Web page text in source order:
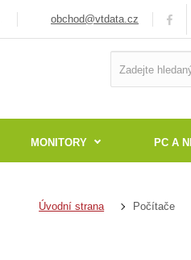
obchod@vtdata.cz
MONITORY PC A
Úvodní strana Počítače